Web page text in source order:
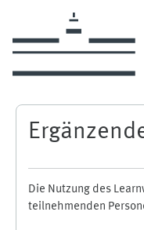
Die Nutzung des
teilnehmenden